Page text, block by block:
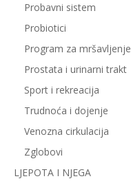
Probavni sistem
Probiotici
Program za mršavljenje
Prostata i urinarni trakt
Sport i rekreacija
Trudnoća i dojenje
Venozna cirkulacija
Zglobovi
LJEPOTA I NJEGA